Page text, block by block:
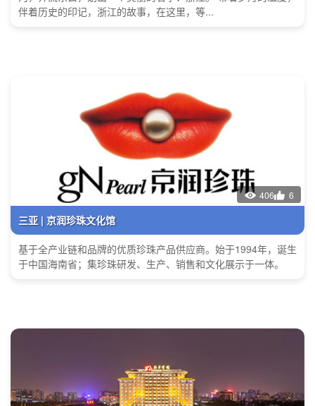
伴着历史的印记，浙江的故事，在这里，等...
406 6
三亚 | 京润珍珠文化馆
基于全产业链和品牌的优质珍珠产品供应商。始于1994年，诞生
于中国海南省；集珍珠研发、生产、销售和文化展示于一体。